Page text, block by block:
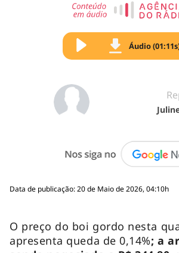
Áudio
Data de publicação: 20 de Maio de 2026, 04:10h
O preço do boi gordo nesta
apresenta queda de 0,14%; a